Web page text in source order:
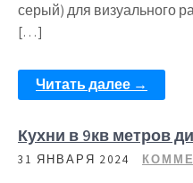
серый) для визуального
[…]
Читать далее →
Кухни в 9кв метров
31 ЯНВАРЯ 2024